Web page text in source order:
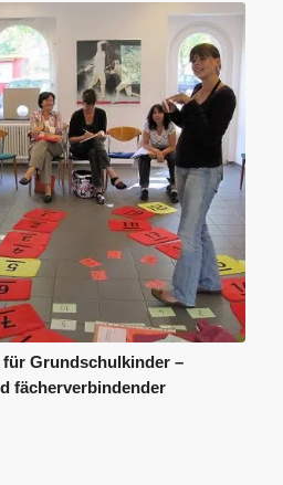
Grundschulkinder –
fächerverbindender